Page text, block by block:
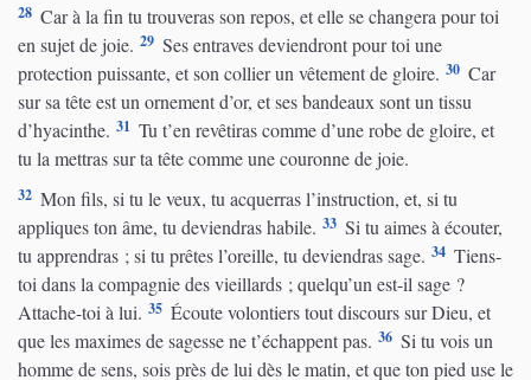
28 Car à la fin tu trouveras son repos, et elle se changera pour toi
en sujet de joie. 29 Ses entraves deviendront pour toi une
protection puissante, et son collier un vêtement de gloire. 30 Car
sur sa tête est un ornement d’or, et ses bandeaux sont un tissu
d’hyacinthe. 31 Tu t’en revêtiras comme d’une robe de gloire, et
tu la mettras sur ta tête comme une couronne de joie.
32 Mon fils, si tu le veux, tu acquerras l’instruction, et, si tu
appliques ton âme, tu deviendras habile. 33 Si tu aimes à écouter,
tu apprendras ; si tu prêtes l’oreille, tu deviendras sage. 34 Tiens-
toi dans la compagnie des vieillards ; quelqu’un est-il sage ?
Attache-toi à lui. 35 Écoute volontiers tout discours sur Dieu, et
que les maximes de sagesse ne t’échappent pas. 36 Si tu vois un
homme de sens, sois près de lui dès le matin, et que ton pied use le